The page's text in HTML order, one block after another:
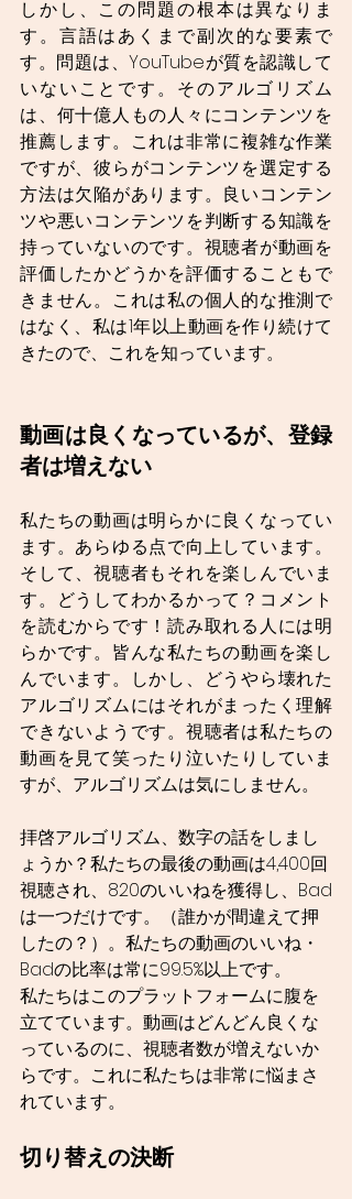
しかし、この問題の根本は異なりま
す。言語はあくまで副次的な要素で
す。問題は、YouTubeが質を認識して
いないことです。そのアルゴリズム
は、何十億人もの人々にコンテンツを
推薦します。これは非常に複雑な作業
ですが、彼らがコンテンツを選定する
方法は欠陥があります。良いコンテン
ツや悪いコンテンツを判断する知識を
持っていないのです。視聴者が動画を
評価したかどうかを評価することもで
きません。これは私の個人的な推測で
はなく、私は1年以上動画を作り続けて
きたので、これを知っています。
動画は良くなっているが、登録
者は増えない
私たちの動画は明らかに良くなってい
ます。あらゆる点で向上しています。
そして、視聴者もそれを楽しんでいま
す。どうしてわかるかって？コメント
を読むからです！読み取れる人には明
らかです。皆んな私たちの動画を楽し
んでいます。しかし、どうやら壊れた
アルゴリズムにはそれがまったく理解
できないようです。視聴者は私たちの
動画を見て笑ったり泣いたりしていま
すが、アルゴリズムは気にしません。
拝啓アルゴリズム、数字の話をしまし
ょうか？私たちの最後の動画は4,400回
視聴され、820のいいねを獲得し、Bad
は一つだけです。（誰かが間違えて押
したの？）。私たちの動画のいいね・
Badの比率は常に99.5%以上です。
私たちはこのプラットフォームに腹を
立てています。動画はどんどん良くな
っているのに、視聴者数が増えないか
らです。これに私たちは非常に悩まさ
れています。
切り替えの決断